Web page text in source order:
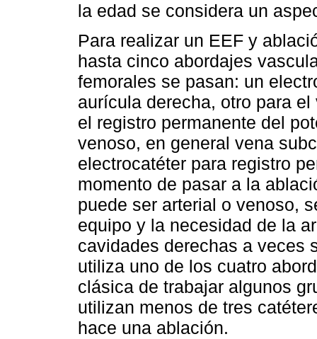
la edad se considera un
Para realizar un EEF y
hasta cinco abordajes
femorales se pasan: un
aurícula derecha, otro para
el registro permanente del
venoso, en general vena
electrocatéter para registro
momento de pasar a la
puede ser arterial o venoso,
equipo y la necesidad de la
cavidades derechas a veces
utiliza uno de los cuatro
clásica de trabajar algunos
utilizan menos de tres
hace una ablación.